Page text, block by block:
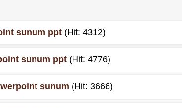
sunum ppt (Hit: 4312)
sunum ppt (Hit: 4776)
sunum (Hit: 3666)